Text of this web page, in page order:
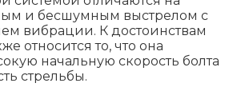
и бесшумным выстрелом с
вибрации. К достоинствам
относится то, что она
начальную скорость болта
стрельбы.